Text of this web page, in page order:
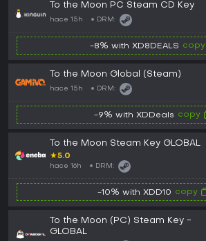
To the Moon PC Steam CD Key
hace 15h DRM:
-8% with XD8DEALS copy
To the Moon Global (Steam)
hace 15h DRM:
-9% with XDDeals copy
To the Moon Steam Key GLOBAL
★5.0
hace 16h DRM:
-10% with XDD10 copy
To the Moon (PC) Steam Key -
GLOBAL